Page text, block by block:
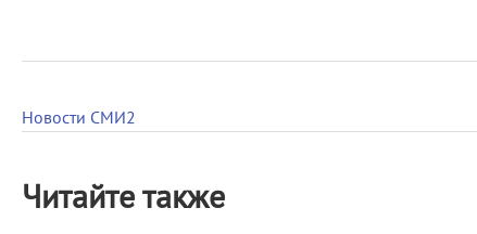
Новости СМИ2
Читайте также